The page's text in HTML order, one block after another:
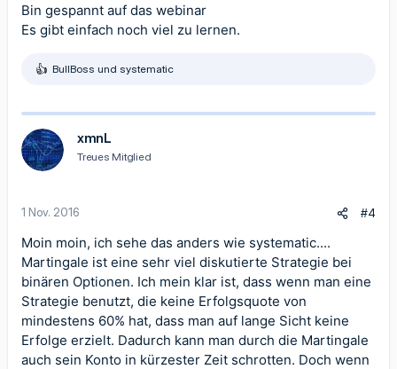
Bin gespannt auf das webinar
Es gibt einfach noch viel zu lernen.
R
k
t
i
o
n
:
BullBoss und systematic
xmnL
Treues Mitglied
1 Nov. 2016 #4
Moin moin, ich sehe das anders wie systematic....
Martingale ist eine sehr viel diskutierte Strategie bei
binären Optionen. Ich mein klar ist, dass wenn man eine
Strategie benutzt, die keine Erfolgsquote von
mindestens 60% hat, dass man auf lange Sicht keine
Erfolge erzielt. Dadurch kann man durch die Martingale
auch sein Konto in kürzester Zeit schrotten. Doch wenn